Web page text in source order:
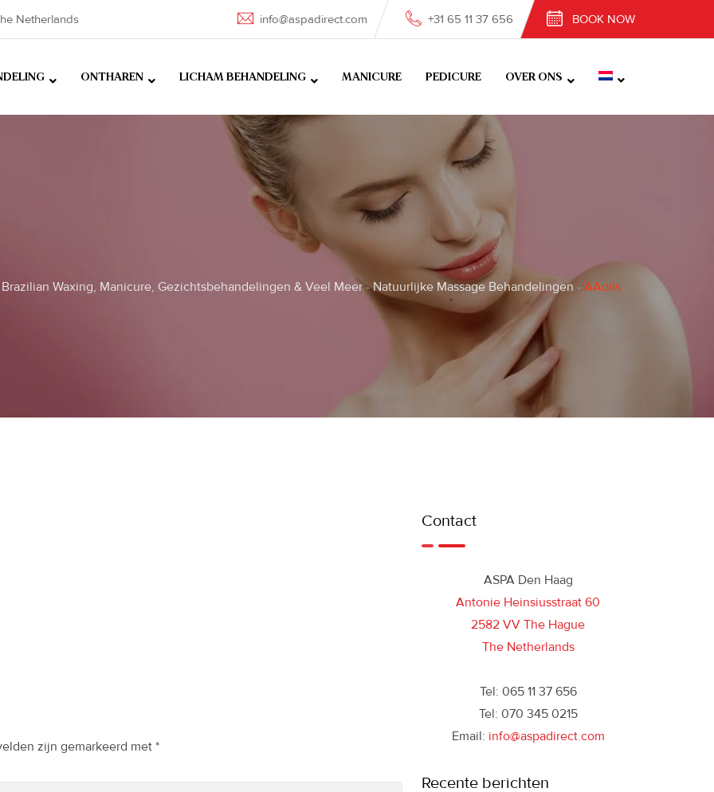
Netherlands info@aspadirect.com +31 65 11 37 656 BOOK NOW
ONTHAREN LICHAM BEHANDELING MANICURE PEDICURE OVER ONS
Waxing, Manicure, Gezichtsbehandelingen & Veel Meer-Natuurlijke Massage Behandelingen - AAoils
zijn gemarkeerd met *
Contact
ASPA Den Haag
Antonie Heinsiusstraat 60
2582 VV The Hague
The Netherlands
Tel: 065 11 37 656
Tel: 070 345 0215
Email: info@aspadirect.com
Recente berichten